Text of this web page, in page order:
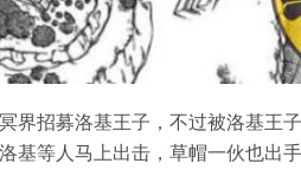
界招募洛基王子，不过被洛基王
基等人马上出击，草帽一伙也出